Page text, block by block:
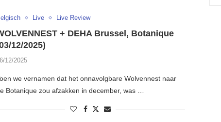
Live Live Review
+ DEHA Brussel, Botanique
12/2025)
12/2025
we vernamen dat het onnavolgbare Wolvennest naar
Botanique zou afzakken in december, was …